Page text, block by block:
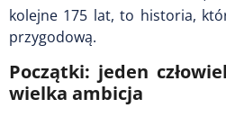
kolejne 175 lat, to historia,
przygodową.
Początki: jeden
wielka ambicja